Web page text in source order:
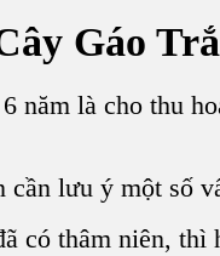
Gáo
năm là cho thu
cần lưu ý một số
có thâm niên,